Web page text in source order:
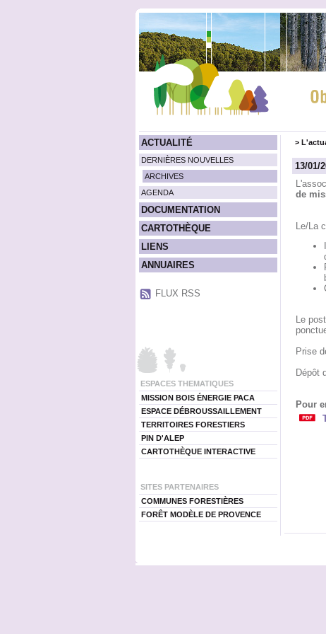
ACTUALITÉ
DERNIÈRES NOUVELLES
ARCHIVES
AGENDA
DOCUMENTATION
CARTOTHÈQUE
LIENS
ANNUAIRES
FLUX RSS
ESPACES THEMATIQUES
MISSION BOIS ÉNERGIE PACA
ESPACE DÉBROUSSAILLEMENT
TERRITOIRES FORESTIERS
PIN D'ALEP
CARTOTHÈQUE INTERACTIVE
SITES PARTENAIRES
COMMUNES FORESTIÈRES
FORÊT MODÈLE DE PROVENCE
>
13/01/
de
Le/La
Le
Prise
Dépôt
Pour